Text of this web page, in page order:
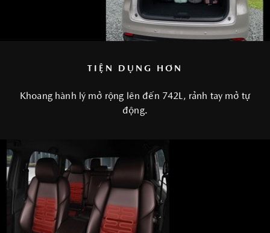
TIỆN DỤNG HƠN
Khoang hành lý mở rộng lên đến 742L, rảnh tay mở tự
động.